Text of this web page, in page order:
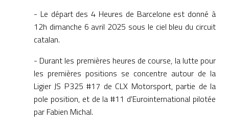
- Le départ des 4 Heures de Barcelone est donné à
12h dimanche 6 avril 2025 sous le ciel bleu du circuit
catalan.
- Durant les premières heures de course, la lutte pour
les premières positions se concentre autour de la
Ligier JS P325 #17 de CLX Motorsport, partie de la
pole position, et de la #11 d'Eurointernational pilotée
par Fabien Michal.